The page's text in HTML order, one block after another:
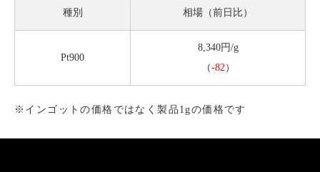
種別 相場（前日比）
Pt900
8,340円/g
（-82 ）
※インゴットの価格ではなく製品1gの価格です